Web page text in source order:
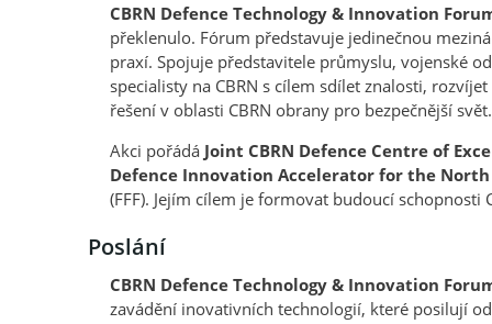
CBRN Defence Technology & Innovation
překlenulo. Fórum představuje jedinečnou
praxí. Spojuje představitele průmyslu, vojenské
specialisty na CBRN s cílem sdílet znalosti,
řešení v oblasti CBRN obrany pro bezpečnější svět.
Akci pořádá Joint CBRN Defence Centre of
Defence Innovation Accelerator for the
(FFF). Jejím cílem je formovat budoucí schopnosti
Poslání
CBRN Defence Technology & Innovation
zavádění inovativních technologií, které posilují